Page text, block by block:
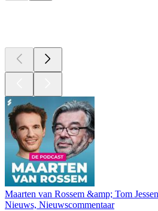
Maarten van Rossem &amp; Tom Jessen
Nieuws, Nieuwscommentaar